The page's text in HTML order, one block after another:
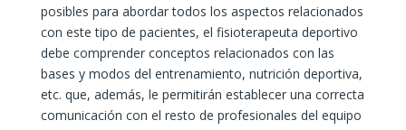
posibles para abordar todos los aspectos relacionados
con este tipo de pacientes, el fisioterapeuta deportivo
debe comprender conceptos relacionados con las
bases y modos del entrenamiento, nutrición deportiva,
etc. que, además, le permitirán establecer una correcta
comunicación con el resto de profesionales del equipo